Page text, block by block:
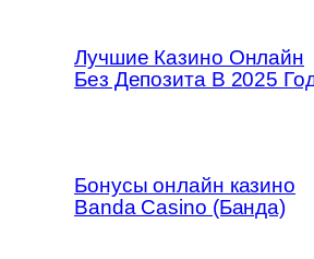
Лучшие Казино Онлайн
Без Депозита В 2025
Бонусы онлайн казино
Banda Casino (Банда)